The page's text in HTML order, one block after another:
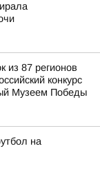
из 87 регионов
конкурс
Музеем Победы
на